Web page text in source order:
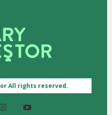
All rights reserved.